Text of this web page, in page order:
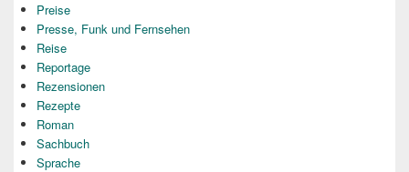
Preise
Presse, Funk und Fernsehen
Reise
Reportage
Rezensionen
Rezepte
Roman
Sachbuch
Sprache